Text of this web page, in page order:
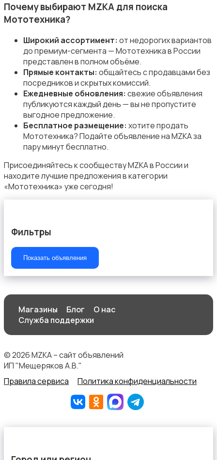
Почему выбирают MZKA для поиска
Мототехника?
Широкий ассортимент: от недорогих вариантов
до премиум-сегмента — Мототехника в России
представлен в полном объёме.
Прямые контакты: общайтесь с продавцами без
посредников и скрытых комиссий.
Ежедневные обновления: свежие объявления
публикуются каждый день — вы не пропустите
выгодное предложение.
Бесплатное размещение: хотите продать
Мототехника? Подайте объявление на MZKA за
пару минут бесплатно.
Присоединяйтесь к сообществу MZKA в России и
находите лучшие предложения в категории
«Мототехника» уже сегодня!
Фильтры
Показать объявления
Магазины Блог
О нас
Служба поддержки
© 2026 MZKA – сайт объявлений
ИП "Мещеряков А.В."
Правила сервиса
Политика конфиденциальности